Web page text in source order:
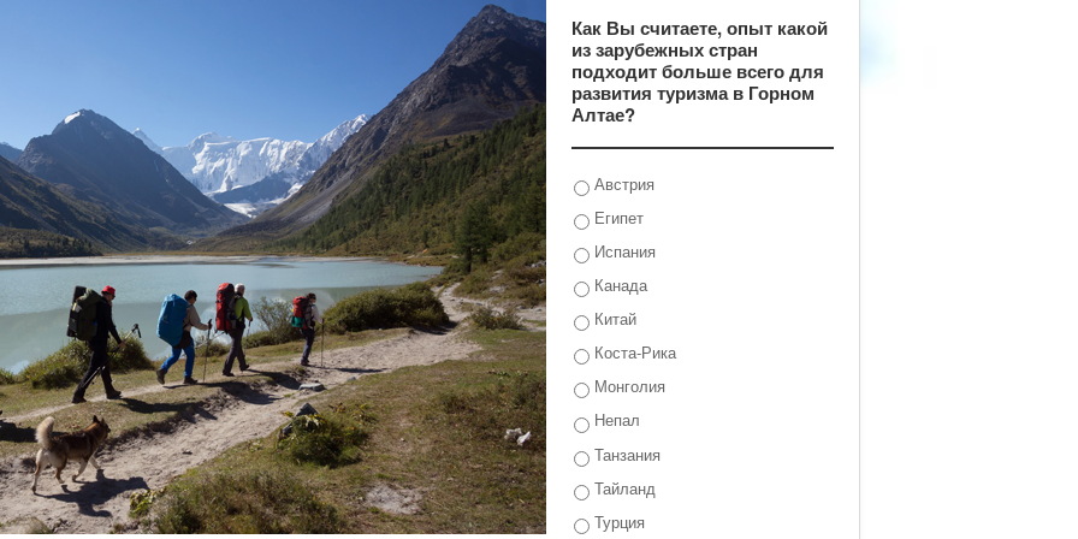
Как Вы считаете, опыт какой
из зарубежных стран
подходит больше всего для
развития туризма в Горном
Алтае?
Австрия
Египет
Испания
Канада
Китай
Коста-Рика
Монголия
Непал
Танзания
Тайланд
Турция